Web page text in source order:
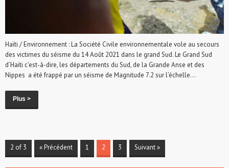
Haïti / Environnement : La Société Civile environnementale vole au secours
des victimes du séisme du 14 Août 2021 dans le grand Sud. Le Grand Sud
d’Haïti c’est-à-dire, les départements du Sud, de la Grande Anse et des
Nippes a été frappé par un séisme de Magnitude 7.2 sur l’échelle...
Plus >
2 of 3 « Précédent 1 2 3 Suivant »